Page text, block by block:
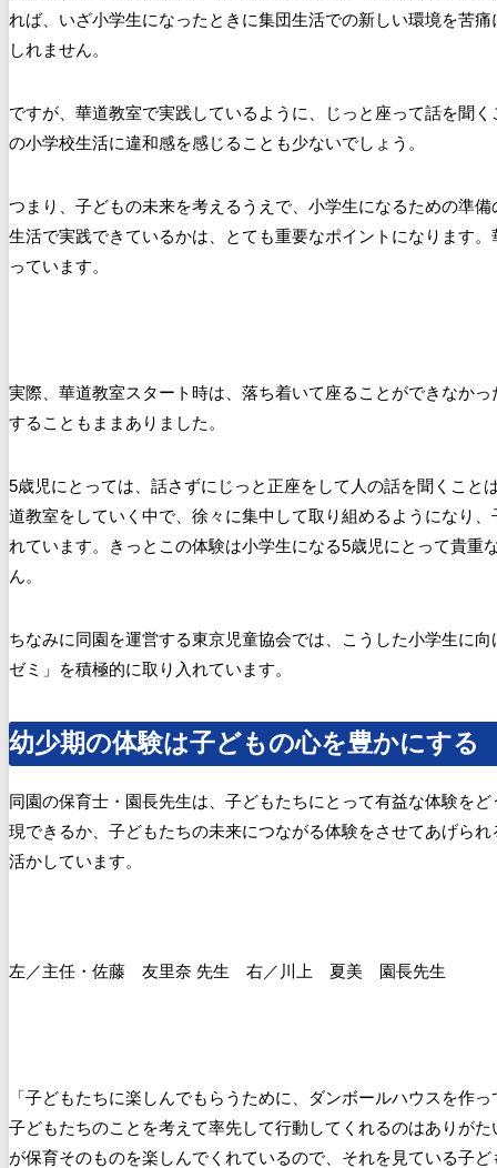
れば、いざ小学生になったときに集団生活での新しい環境を苦
しれません。
ですが、華道教室で実践しているように、じっと座って話を聞
の小学校生活に違和感を感じることも少ないでしょう。
つまり、子どもの未来を考えるうえで、小学生になるための準
生活で実践できているかは、とても重要なポイントになります
っています。
実際、華道教室スタート時は、落ち着いて座ることができなか
することもままありました。
5歳児にとっては、話さずにじっと正座をして人の話を聞くこと
道教室をしていく中で、徐々に集中して取り組めるようになり
れています。きっとこの体験は小学生になる5歳児にとって貴重
ん。
ちなみに同園を運営する東京児童協会では、こうした小学生に
ゼミ」を積極的に取り入れています。
幼少期の体験は子どもの心を豊かにする
同園の保育士・園長先生は、子どもたちにとって有益な体験を
現できるか、子どもたちの未来につながる体験をさせてあげら
活かしています。
左／主任・佐藤 友里奈 先生 右／川上 夏美 園長先生
「子どもたちに楽しんでもらうために、ダンボールハウスを作
子どもたちのことを考えて率先して行動してくれるのはありが
が保育そのものを楽しんでくれているので、それを見ている子